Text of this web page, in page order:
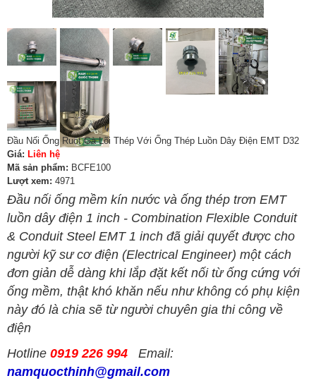
Đầu Nối Ống Ruột Gà Lõi Thép Với Ống Thép Luồn Dây Điện EMT D32
Giá: Liên hệ
Mã sản phẩm: BCFE100
Lượt xem: 4971
Đầu nối ống mềm kín nước và ống thép trơn EMT
luồn dây điện 1 inch - Combination Flexible Conduit
& Conduit Steel EMT 1 inch đã giải quyết được cho
người kỹ sư cơ điện (Electrical Engineer) một cách
đơn giản dễ dàng khi lắp đặt kết nối từ ống cứng với
ống mềm, thật khó khăn nếu như không có phụ kiện
này đó là chia sẽ từ người chuyên gia thi công về
điện
Hotline 0919 226 994 Email:
namquocthinh@gmail.com